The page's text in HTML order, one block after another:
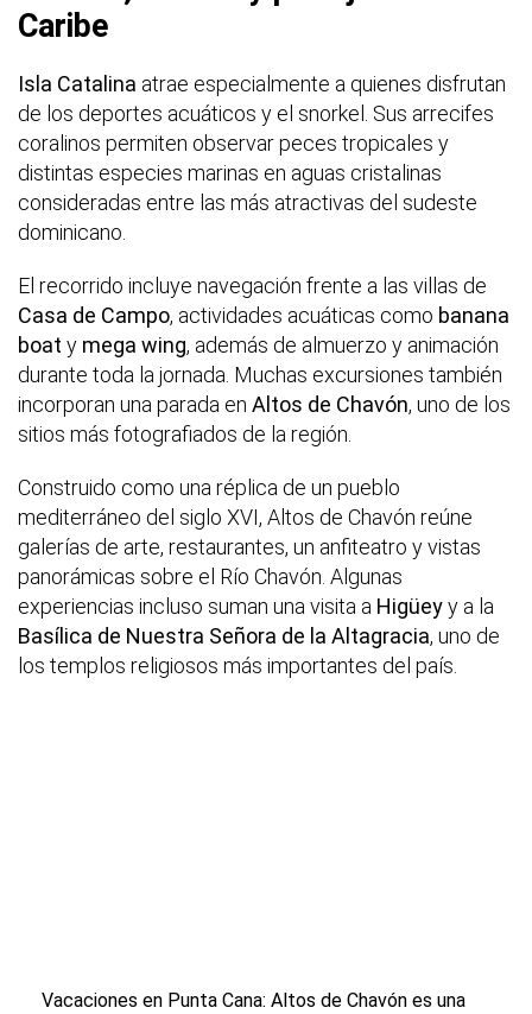
Caribe
Isla Catalina atrae especialmente a quienes disfrutan
de los deportes acuáticos y el snorkel. Sus arrecifes
coralinos permiten observar peces tropicales y
distintas especies marinas en aguas cristalinas
consideradas entre las más atractivas del sudeste
dominicano.
El recorrido incluye navegación frente a las villas de
Casa de Campo, actividades acuáticas como banana
boat y mega wing, además de almuerzo y animación
durante toda la jornada. Muchas excursiones también
incorporan una parada en Altos de Chavón, uno de los
sitios más fotografiados de la región.
Construido como una réplica de un pueblo
mediterráneo del siglo XVI, Altos de Chavón reúne
galerías de arte, restaurantes, un anfiteatro y vistas
panorámicas sobre el Río Chavón. Algunas
experiencias incluso suman una visita a Higüeyy a la
Basílica de Nuestra Señora de la Altagracia, uno de
los templos religiosos más importantes del país.
Vacaciones en Punta Cana: Altos de Chavón es una